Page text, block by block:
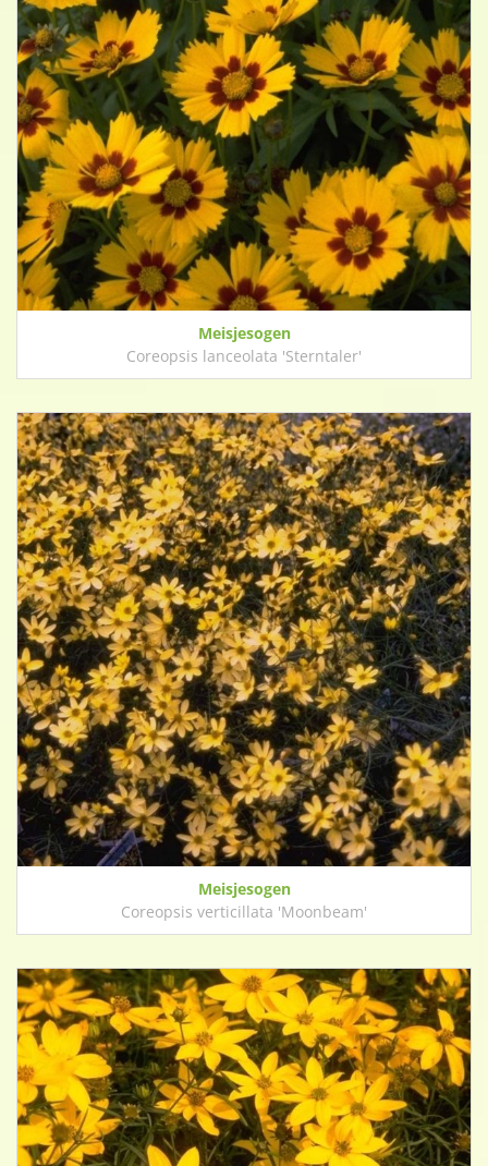
Meisjesogen
Coreopsis lanceolata 'Sterntaler'
Meisjesogen
Coreopsis verticillata 'Moonbeam'